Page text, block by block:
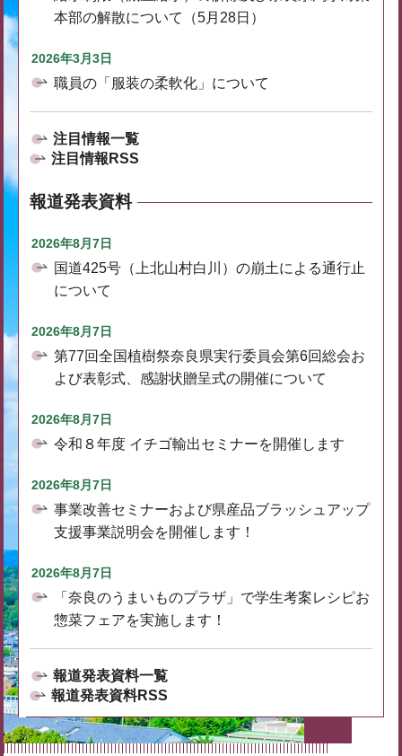
本部の解散について（5月28日）
2026年3月3日
職員の「服装の柔軟化」について
注目情報一覧
注目情報RSS
報道発表資料
2026年8月7日
国道425号（上北山村白川）の崩土による通行止
について
2026年8月7日
第77回全国植樹祭奈良県実行委員会第6回総会お
よび表彰式、感謝状贈呈式の開催について
2026年8月7日
令和８年度 イチゴ輸出セミナーを開催します
2026年8月7日
事業改善セミナーおよび県産品ブラッシュアップ
支援事業説明会を開催します！
2026年8月7日
「奈良のうまいものプラザ」で学生考案レシピお
惣菜フェアを実施します！
報道発表資料一覧
報道発表資料RSS